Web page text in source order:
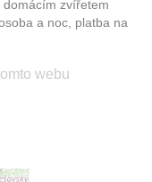
domácím zvířetem
a noc, platba na
webu